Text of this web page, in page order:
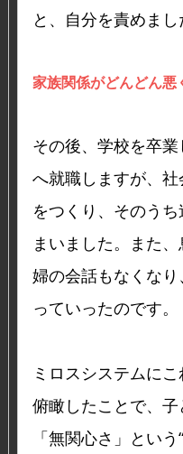
と、自分を責めまし
家族関係がどんどん
その後、学校を卒
へ就職しますが、
をつくり、そのう
まいました。また
婦の会話もなくな
っていったのです。
ミロスシステムに
俯瞰したことで、
「無関心さ」とい